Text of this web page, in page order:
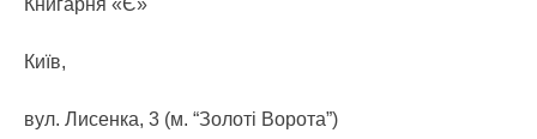
Книгарня «Є»
Київ,
вул. Лисенка, 3 (м. “Золоті Ворота”)